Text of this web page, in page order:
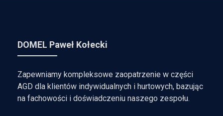
DOMEL Paweł Kołecki
Zapewniamy kompleksowe zaopatrzenie w części
AGD dla klientów indywidualnych i hurtowych, bazując
na fachowości i doświadczeniu naszego zespołu.